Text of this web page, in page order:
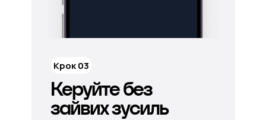
Керуйте без
зайвих зусиль
Крок 03